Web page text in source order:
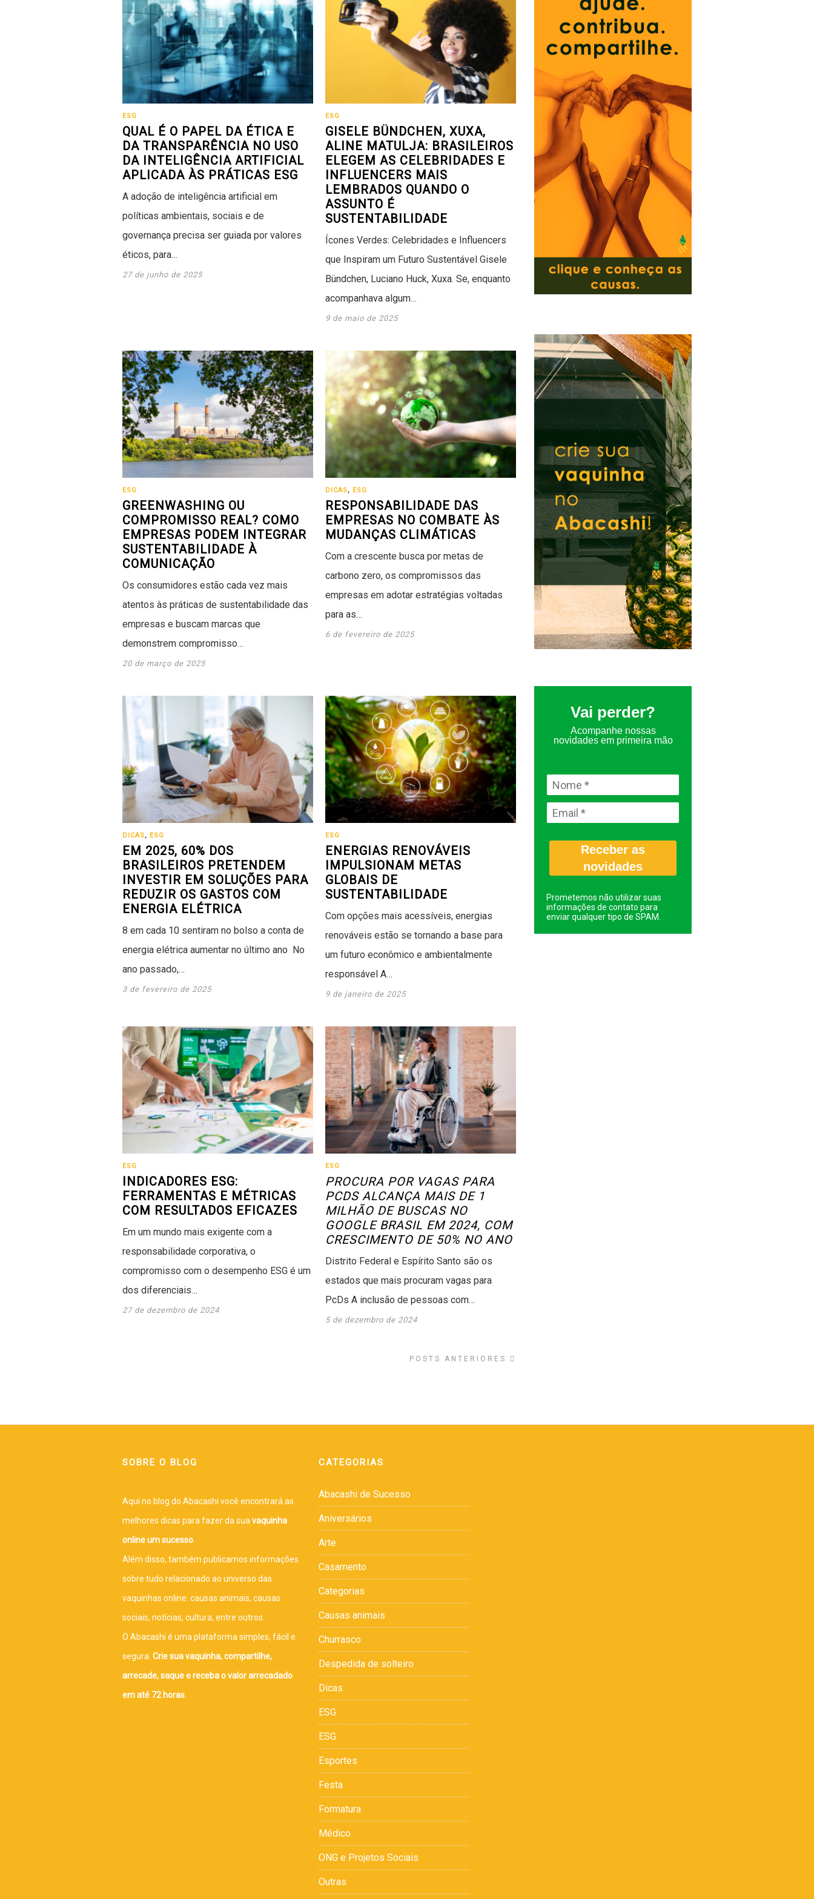
ESG
QUAL É O PAPEL DA ÉTICA E
DA TRANSPARÊNCIA NO USO
DA INTELIGÊNCIA ARTIFICIAL
APLICADA ÀS PRÁTICAS ESG
A adoção de inteligência artificial em
políticas ambientais, sociais e de
governança precisa ser guiada por valores
éticos, para…
27 de junho de 2025
ESG
GISELE BÜNDCHEN, XUXA,
ALINE MATULJA: BRASILEIROS
ELEGEM AS CELEBRIDADES E
INFLUENCERS MAIS
LEMBRADOS QUANDO O
ASSUNTO É
SUSTENTABILIDADE
Ícones Verdes: Celebridades e Influencers
que Inspiram um Futuro Sustentável Gisele
Bündchen, Luciano Huck, Xuxa. Se, enquanto
acompanhava algum…
9 de maio de 2025
ESG
GREENWASHING OU
COMPROMISSO REAL? COMO
EMPRESAS PODEM INTEGRAR
SUSTENTABILIDADE À
COMUNICAÇÃO
Os consumidores estão cada vez mais
atentos às práticas de sustentabilidade das
empresas e buscam marcas que
demonstrem compromisso…
20 de março de 2025
DICAS, ESG
RESPONSABILIDADE DAS
EMPRESAS NO COMBATE ÀS
MUDANÇAS CLIMÁTICAS
Com a crescente busca por metas de
carbono zero, os compromissos das
empresas em adotar estratégias voltadas
para as…
6 de fevereiro de 2025
DICAS, ESG
EM 2025, 60% DOS
BRASILEIROS PRETENDEM
INVESTIR EM SOLUÇÕES PARA
REDUZIR OS GASTOS COM
ENERGIA ELÉTRICA
8 em cada 10 sentiram no bolso a conta de
energia elétrica aumentar no último ano No
ano passado,…
3 de fevereiro de 2025
ESG
ENERGIAS RENOVÁVEIS
IMPULSIONAM METAS
GLOBAIS DE
SUSTENTABILIDADE
Com opções mais acessíveis, energias
renováveis estão se tornando a base para
um futuro econômico e ambientalmente
responsável A…
9 de janeiro de 2025
ESG
INDICADORES ESG:
FERRAMENTAS E MÉTRICAS
COM RESULTADOS EFICAZES
Em um mundo mais exigente com a
responsabilidade corporativa, o
compromisso com o desempenho ESG é um
dos diferenciais…
27 de dezembro de 2024
ESG
PROCURA POR VAGAS PARA
PCDS ALCANÇA MAIS DE 1
MILHÃO DE BUSCAS NO
GOOGLE BRASIL EM 2024, COM
CRESCIMENTO DE 50% NO ANO
Distrito Federal e Espírito Santo são os
estados que mais procuram vagas para
PcDs A inclusão de pessoas com…
5 de dezembro de 2024
POSTS ANTERIORES
Vai perder?
Acompanhe nossas
novidades em primeira mão
Receber as
novidades
Prometemos não utilizar suas
informações de contato para
enviar qualquer tipo de SPAM.
SOBRE O BLOG
Aqui no blog do Abacashi você encontrará as
melhores dicas para fazer da sua vaquinha
online um sucesso
Além disso, também publicamos informações
sobre tudo relacionado ao universo das
vaquinhas online: causas animais, causas
sociais, notícias, cultura, entre outros.
O Abacashi é uma plataforma simples, fácil e
segura. Crie sua vaquinha, compartilhe,
arrecade, saque e receba o valor arrecadado
em até 72 horas
CATEGORIAS
Abacashi de Sucesso
Aniversários
Arte
Casamento
Categorias
Causas animais
Churrasco
Despedida de solteiro
Dicas
ESG
ESG
Esportes
Festa
Formatura
Médico
ONG e Projetos Sociais
Outras